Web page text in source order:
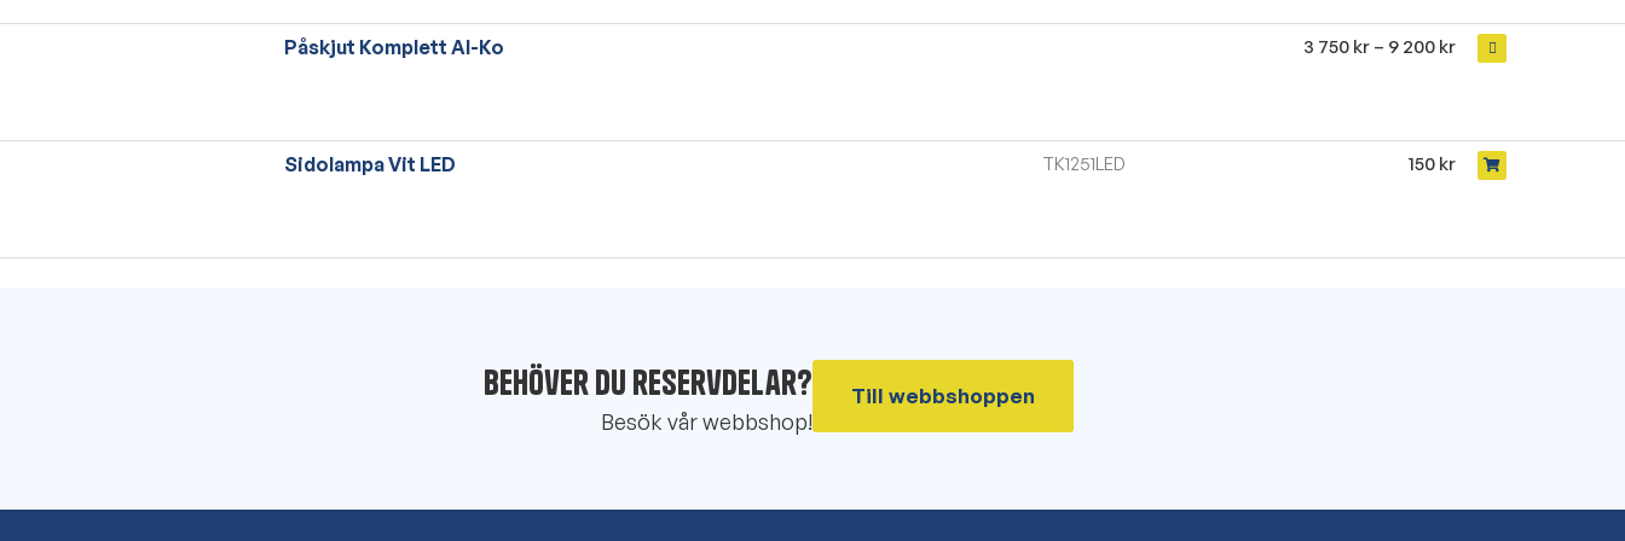
Påskjut Komplett Al-Ko 3 750 kr – 9 200 kr
Sidolampa Vit LED TK1251LED 150 kr
Behöver du reservdelar?
Besök vår webbshop!
Till webbshoppen